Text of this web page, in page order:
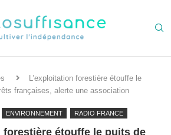
L’exploitation forestière étouffe le
françaises, alerte une association
ENVIRONNEMENT RADIO FRANCE
forestière étouffe le puits de